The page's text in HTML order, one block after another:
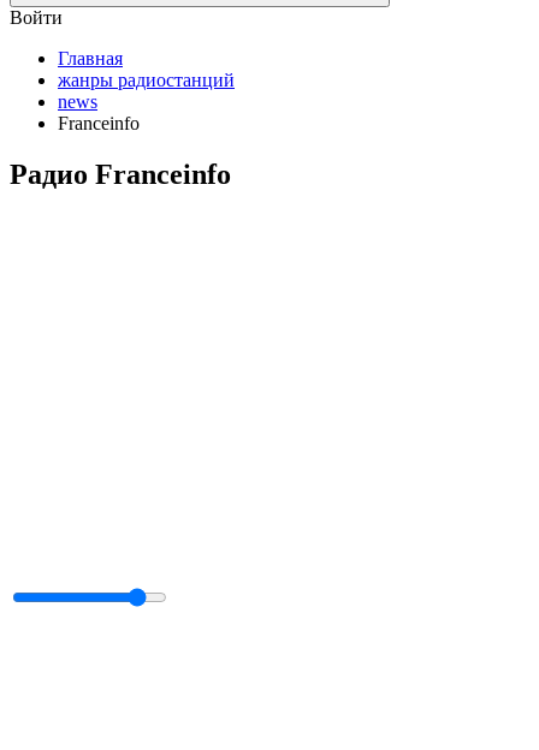
Войти
Главная
жанры радиостанций
news
Franceinfo
Радио Franceinfo